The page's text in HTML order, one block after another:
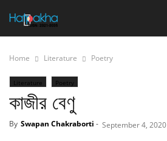
Home Literature Poetry
Literature Poetry
কাজীর বেণু
By Swapan Chakraborti - September 4, 2020